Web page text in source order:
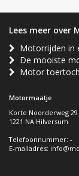
Lees meer over
Motorrijden in
De mooiste
Motor
Motormaatje
Korte Noorderweg 29
1221 NA Hilversum
Telefoonnummer: -
E-mailadres: